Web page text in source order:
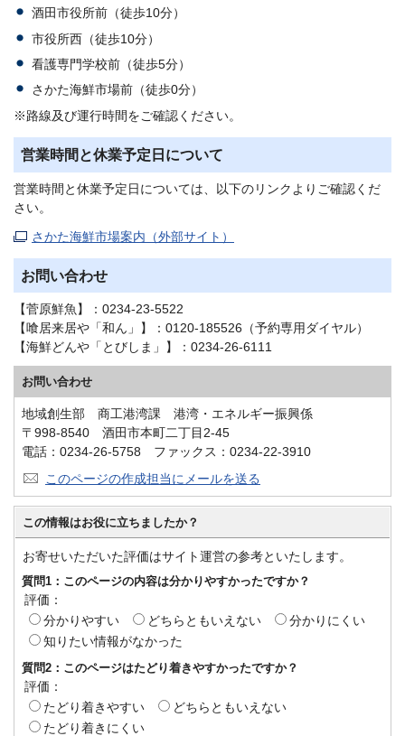
酒田市役所前（徒歩10分）
市役所西（徒歩10分）
看護専門学校前（徒歩5分）
さかた海鮮市場前（徒歩0分）
※路線及び運行時間をご確認ください。
営業時間と休業予定日について
営業時間と休業予定日については、以下のリンクよりご確認くだ
さい。
さかた海鮮市場案内（外部サイト）
お問い合わせ
【菅原鮮魚】：0234-23-5522
【喰居来居や「和ん」】：0120-185526（予約専用ダイヤル）
【海鮮どんや「とびしま」】：0234-26-6111
お問い合わせ
地域創生部 商工港湾課 港湾・エネルギー振興係
〒998-8540 酒田市本町二丁目2-45
電話：0234-26-5758 ファックス：0234-22-3910
このページの作成担当にメールを送る
この情報はお役に立ちましたか？
お寄せいただいた評価はサイト運営の参考といたします。
質問1：このページの内容は分かりやすかったですか？
評価：
分かりやすい
どちらともいえない
分かりにくい
知りたい情報がなかった
質問2：このページはたどり着きやすかったですか？
評価：
たどり着きやすい
どちらともいえない
たどり着きにくい